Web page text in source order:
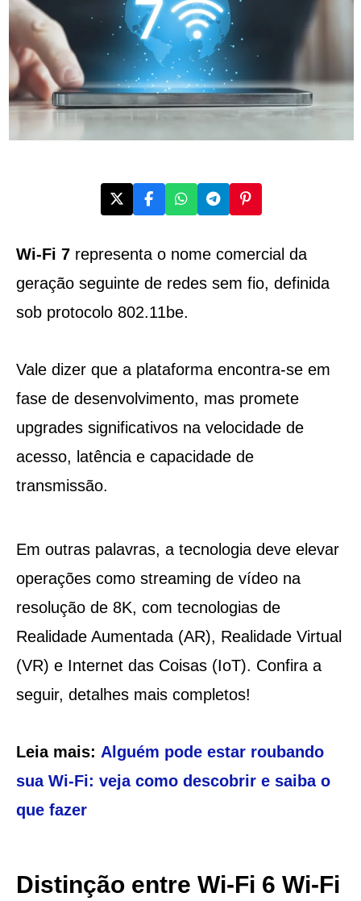
Wi-Fi 7representa o nome comercial da
geração seguinte de redes sem fio, definida
sob protocolo 802.11be.
Vale dizer que a plataforma encontra-se em
fase de desenvolvimento, mas promete
upgrades significativos na velocidade de
acesso, latência e capacidade de
transmissão.
Em outras palavras, a tecnologia deve elevar
operações como streaming de vídeo na
resolução de 8K, com tecnologias de
Realidade Aumentada (AR), Realidade Virtual
(VR) e Internet das Coisas (IoT). Confira a
seguir, detalhes mais completos!
Leia mais: Alguém pode estar roubando
sua Wi-Fi: veja como descobrir e saiba o
que fazer
Distinção entre Wi-Fi 6 Wi-Fi